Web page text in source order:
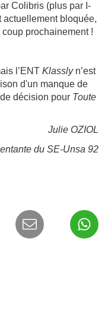
Colibris (plus par I-
actuellement bloquée,
prochainement !
l’ENT Klasslyn’est
d'un manque de
décision pour Toute
Julie OZIOL
du SE-Unsa 92